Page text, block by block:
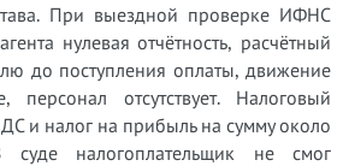
При выездной проверке ИФНС
нулевая отчётность, расчётный
до поступления оплаты, движение
персонал отсутствует. Налоговый
и налог на прибыль на сумму около
налогоплательщик не смог